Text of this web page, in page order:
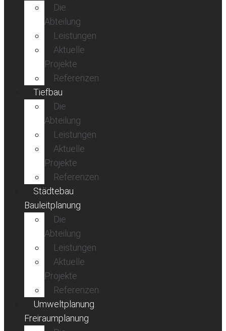
Die
Abteilung
Leistungen
Aktuelle
Projekte
Referenzen
Tiefbau
Die
Abteilung
Leistungen
Aktuelle
Projekte
Referenzen
Städtebau
Bauleitplanung
Die
Abteilung
Leistungen
Aktuelle
Projekte
Referenzen
Umweltplanung
Freiraumplanung